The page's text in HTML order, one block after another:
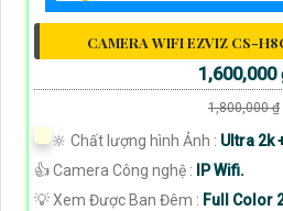
CAMERA WIFI EZVIZ CS-
1,600,000
1,800,000 ₫
🔆 Chất lượng hình Ảnh : Ultra 2k
👍 Camera Công nghệ :
IP Wifi.
💡 Xem Được Ban Đêm : Full Color